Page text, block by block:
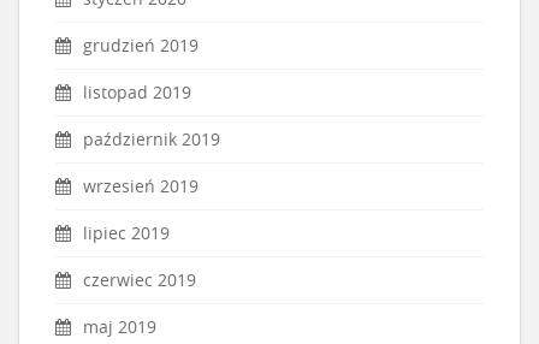
grudzień 2019
listopad 2019
październik 2019
wrzesień 2019
lipiec 2019
czerwiec 2019
maj 2019